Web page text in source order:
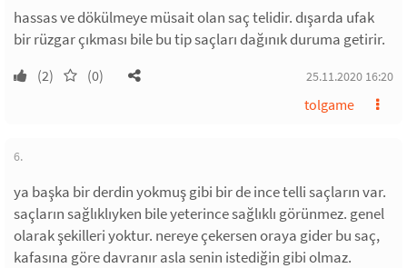
hassas ve dökülmeye müsait olan saç telidir. dışarda ufak
bir rüzgar çıkması bile bu tip saçları dağınık duruma getirir.
(2) (0) 25.11.2020 16:20
tolgame
6.
ya başka bir derdin yokmuş gibi bir de ince telli saçların var.
saçların sağlıklıyken bile yeterince sağlıklı görünmez. genel
olarak şekilleri yoktur. nereye çekersen oraya gider bu saç,
kafasına göre davranır asla senin istediğin gibi olmaz.